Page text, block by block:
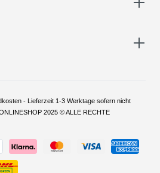
- Lieferzeit 1-3 Werktage sofern nicht
2025 © ALLE RECHTE